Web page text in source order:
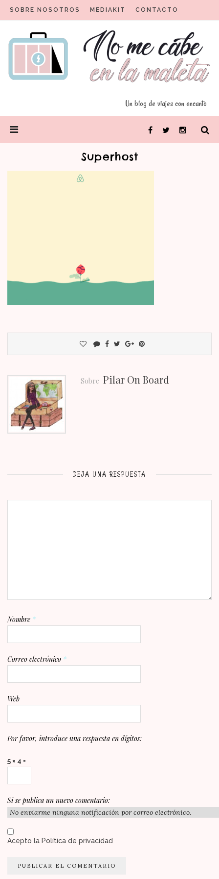
SOBRE NOSOTROS MEDIAKIT CONTACTO
Un blog de viajes con encanto
No me cabe en la maleta
Un blog para viajeros con encanto
FacebookTwitter Instagram
Superhost
Sobre Pilar On Board
DEJA UNA RESPUESTA
Nombre *
Correo electrónico *
Web
Por favor, introduce una respuesta en dígitos:
5 × 4 =
Si se publica un nuevo comentario:
Acepto la Política de privacidad